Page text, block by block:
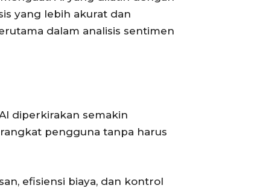
yang lebih akurat dan
dalam analisis sentimen
diperkirakan semakin
pengguna tanpa harus
efisiensi biaya, dan kontrol